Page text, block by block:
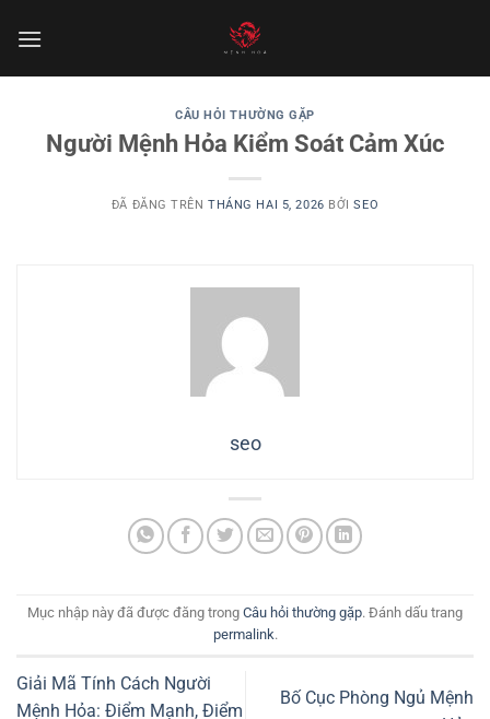
đến
CÂU HỎI THƯỜNG GẶP
Người Mệnh Hỏa Kiểm Soát Cảm Xúc
ĐÃ ĐĂNG TRÊNTHÁNG HAI 5, 2026 BỞISEO
seo
Mục nhập này đã được đăng trong Câu hỏi thường gặp. Đánh dấu trang
permalink.
Giải Mã Tính Cách Người
Mệnh Hỏa: Điểm Mạnh, Điểm
Bố Cục Phòng Ngủ Mệnh